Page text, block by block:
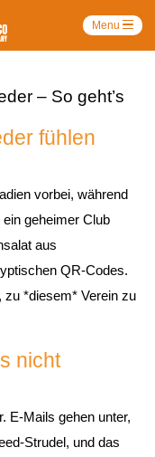
– So geht’s
fühlen
vorbei, während
geheimer Club
aus
QR‑Codes.
zu *diesem* Verein zu
nicht
E‑Mails gehen unter,
und das